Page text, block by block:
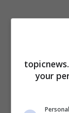
Perché
dai
your